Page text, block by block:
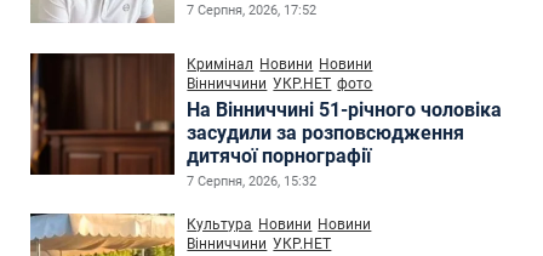
7 Серпня, 2026, 17:52
Кримінал Новини Новини
Вінниччини УКР.НЕТ фото
На Вінниччині 51-річного чоловіка
засудили за розповсюдження
дитячої порнографії
7 Серпня, 2026, 15:32
Культура Новини Новини
Вінниччини УКР.НЕТ